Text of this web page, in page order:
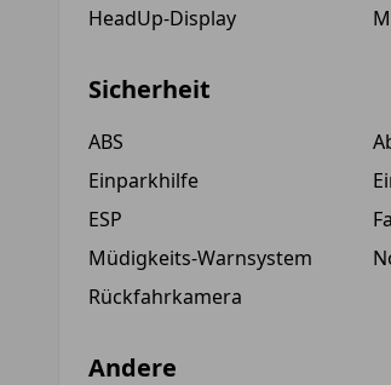
HeadUp-Display
Sicherheit
ABS
Einparkhilfe
ESP
Müdigkeits-Warnsystem
Rückfahrkamera
Andere